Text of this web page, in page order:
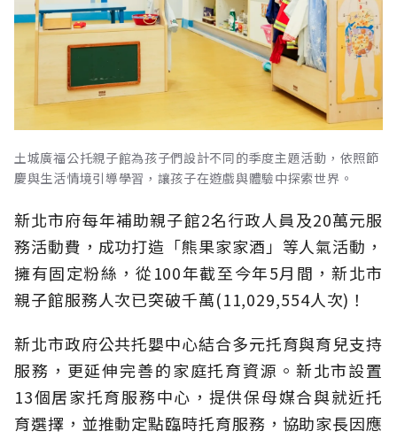
土城廣福公托親子館為孩子們設計不同的季度主題活動，依照節
慶與生活情境引導學習，讓孩子在遊戲與體驗中探索世界。
新北市府每年補助親子館2名行政人員及20萬元服
務活動費，成功打造「熊果家家酒」等人氣活動，
擁有固定粉絲，從100年截至今年5月間，新北市
親子館服務人次已突破千萬(11,029,554人次)！
新北市政府公共托嬰中心結合多元托育與育兒支持
服務，更延伸完善的家庭托育資源。新北市設置
13個居家托育服務中心，提供保母媒合與就近托
育選擇，並推動定點臨時托育服務，協助家長因應